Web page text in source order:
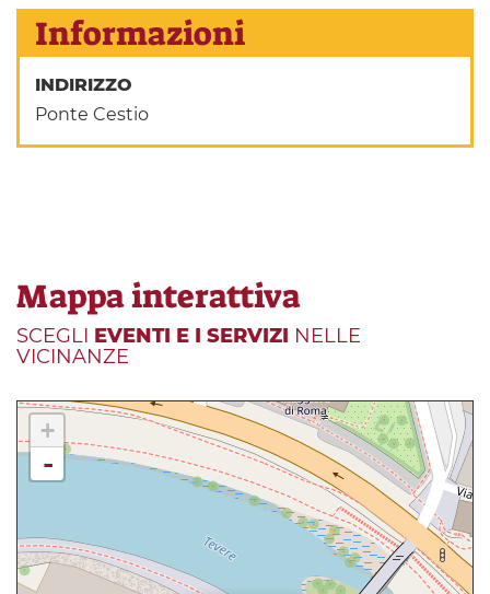
Informazioni
INDIRIZZO
Ponte Cestio
Mappa interattiva
SCEGLI EVENTI E I SERVIZI NELLE
VICINANZE
+
-